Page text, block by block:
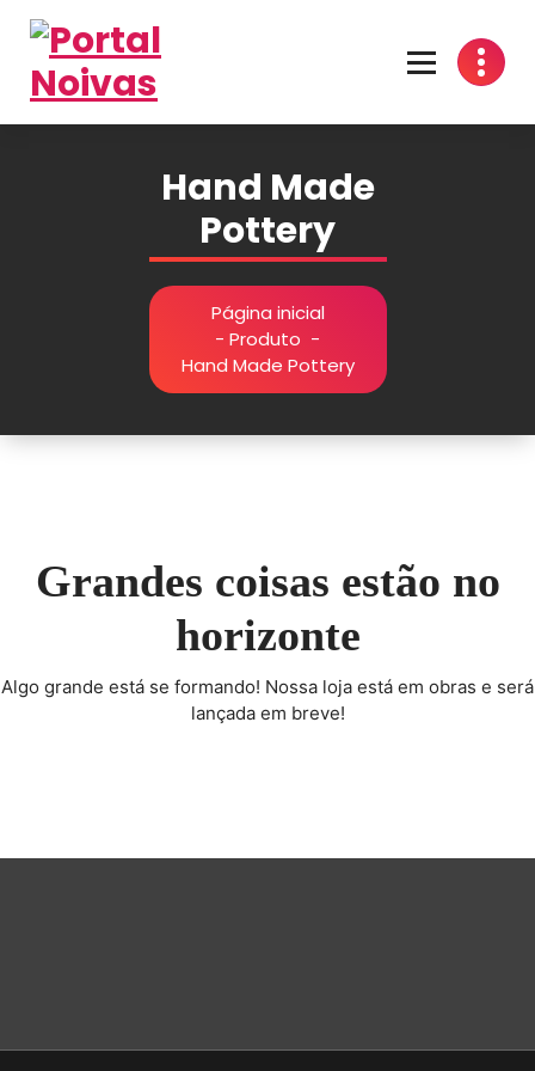
inspirações e organização prática no Portal Noivas. 💍👰
Hand Made
Pottery
Página inicial
- Produto -
Hand Made Pottery
Grandes coisas estão no
horizonte
Algo grande está se formando! Nossa loja está em obras e será
lançada em breve!